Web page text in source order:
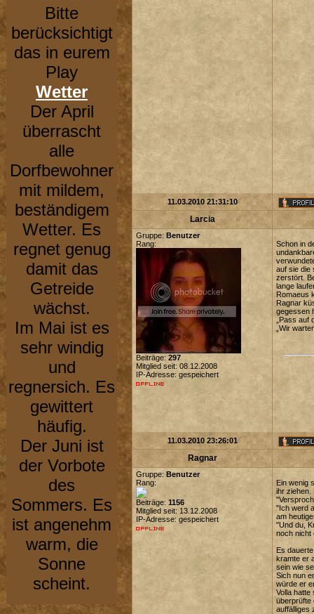
Bitte
berücksichtigt
das in eurem
Play
Wetter
Der April
überrascht
alle
Dorfbewohner
mit mildem,
beständigem
Wetter. Es
regnet genug
damit das
Getreide
wächst.
Im Mai ist es
sehr windig
und
regnersich. Es
gewittert
häufig.
Der Juni ist
der Vorbote
des
Sommers. Es
ist angenehm
warm, die
Sonne
scheint.
11.03.2010 21:31:10
Larcia
Gruppe: Benutzer
Rang:
Beiträge: 297
Mitglied seit: 08.12.2008
IP-Adresse: gespeichert
Schon in
auf sie die
zerstört.
lange
Romaeus
Ragnar
gegessen
„Pass
„Wir
11.03.2010 23:26:01
Ragnar
Gruppe: Benutzer
Rang:
Beiträge: 1156
Mitglied seit: 13.12.2008
IP-Adresse: gespeichert
Ein wenig
ihr ziehen.
"Ich werd
am
"Und du,
noch nicht
Es
kramte er
sein wie
Sich nun
würde er
Volla
überprüfte
auffälliges